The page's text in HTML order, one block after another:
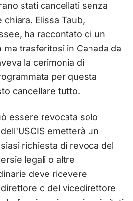
stati cancellati senza
Elissa Taub,
ha raccontato di un
ma trasferitosi in Canada da
la cerimonia di
per questa
cancellare tutto.
essere revocata solo
emetterà un
richiesta di revoca del
legali o altre
deve ricevere
o del vicedirettore